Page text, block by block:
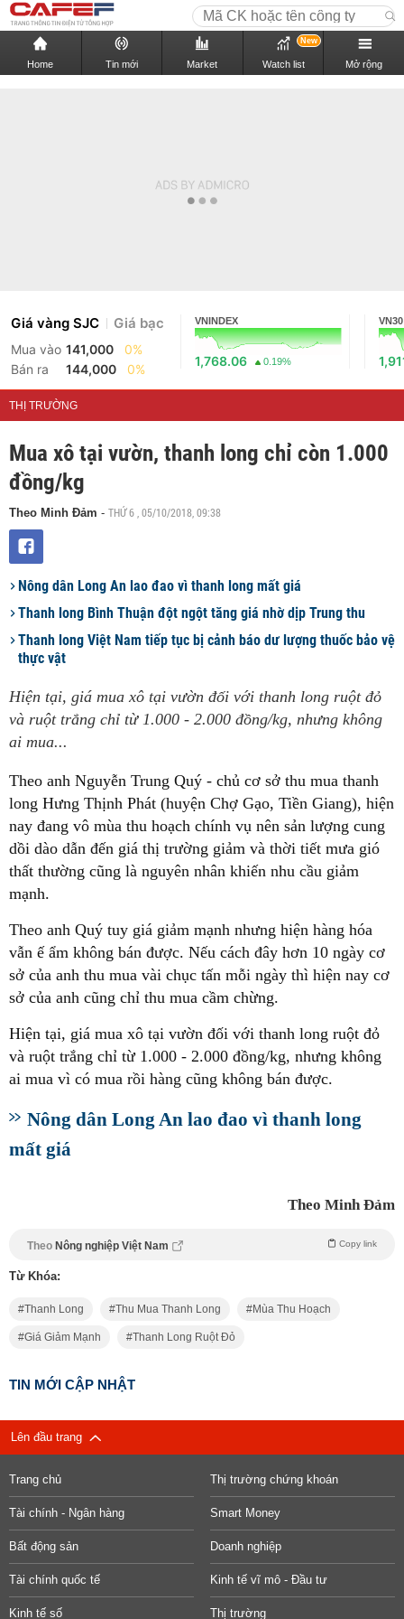
Home Tin mới Market Watch list
New
Mở rộng
Giá vàng SJC Giá bạc
Mua vào 141,000
0%
Bán ra
144,000 0%
VNINDEX
1,768.06 0.19%
VN30
THỊ TRƯỜNG
Mua xô tại vườn, thanh long chỉ còn 1.000
đồng/kg
Theo Minh Đảm - THỨ 6 , 05/10/2018, 09:38
Nông dân Long An lao đao vì thanh long mất giá
Thanh long Bình Thuận đột ngột tăng giá nhờ dịp Trung thu
Thanh long Việt Nam tiếp tục bị cảnh báo dư lượng thuốc bảo vệ
thực vật
Hiện tại, giá mua xô tại vườn đối với thanh long ruột đỏ
và ruột trắng chỉ từ 1.000 - 2.000 đồng/kg, nhưng không
ai mua...
Theo anh Nguyễn Trung Quý - chủ cơ sở thu mua thanh
long Hưng Thịnh Phát (huyện Chợ Gạo, Tiền Giang), hiện
nay đang vô mùa thu hoạch chính vụ nên sản lượng cung
dồi dào dẫn đến giá thị trường giảm và thời tiết mưa gió
thất thường cũng là nguyên nhân khiến nhu cầu giảm
mạnh.
Theo anh Quý tuy giá giảm mạnh nhưng hiện hàng hóa
vẫn ế ẩm không bán được. Nếu cách đây hơn 10 ngày cơ
sở của anh thu mua vài chục tấn mỗi ngày thì hiện nay cơ
sở của anh cũng chỉ thu mua cầm chừng.
Hiện tại, giá mua xô tại vườn đối với thanh long ruột đỏ
và ruột trắng chỉ từ 1.000 - 2.000 đồng/kg, nhưng không
ai mua vì có mua rồi hàng cũng không bán được.
Nông dân Long An lao đao vì thanh long
mất giá
Theo Minh Đảm
Theo Nông nghiệp Việt Nam Copy link
Từ Khóa:
Thanh Long Thu Mua Thanh Long Mùa Thu Hoạch
Giá Giảm Mạnh Thanh Long Ruột Đỏ
TIN MỚI CẬP NHẬT
Lên đầu trang
Trang chủ Thị trường chứng khoán
Tài chính - Ngân hàng Smart Money
Bất động sản Doanh nghiệp
Tài chính quốc tế Kinh tế vĩ mô - Đầu tư
Kinh tế số Thị trường